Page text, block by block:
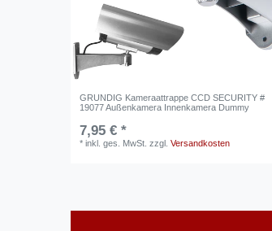
GRUNDIG Kameraattrappe CCD SECURITY #
19077 Außenkamera Innenkamera Dummy
7,95 € *
*inkl. ges. MwSt. zzgl.Versandkosten